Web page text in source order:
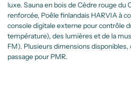
luxe. Sauna en bois de Cèdre rouge du
renforcée, Poêle finlandais HARVIA à
console digitale externe pour contrôle
température), des lumières et de la
FM). Plusieurs dimensions
passage pour PMR.